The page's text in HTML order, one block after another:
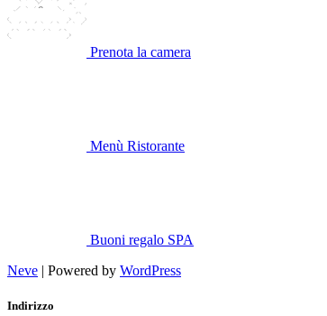
Prenota la camera
Menù Ristorante
Buoni regalo SPA
Neve | Powered by WordPress
Indirizzo